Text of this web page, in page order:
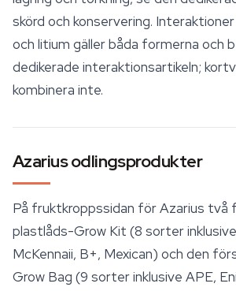
skörd och konservering.
och litium gäller båda formerna och
dedikerade interaktionsartikeln;
kombinera inte.
Azarius odlingsprodukter
På fruktkroppssidan för Azarius två
plastlåds-Grow Kit (8 sorter
McKennaii, B+, Mexican) och den
Grow Bag (9 sorter inklusive APE,